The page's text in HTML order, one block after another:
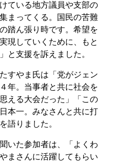
ている地方議員や支部の
まってくる。国民の苦難
踏ん張り時です。希望を
現していくために、もと
と支援を訴えました。
すやま氏は「党がジェン
年。当事者と共に社会を
える大会だった」「この
本一。みなさんと共に打
語りました。
いた参加者は、「よくわ
まさんに活躍してもらい